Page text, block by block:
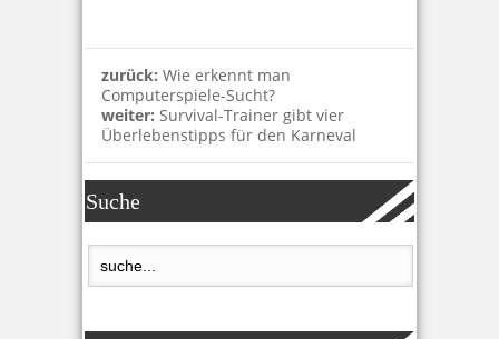
zurück: Wie erkennt man
Computerspiele-Sucht?
weiter: Survival-Trainer gibt vier
Überlebenstipps für den Karneval
Suche